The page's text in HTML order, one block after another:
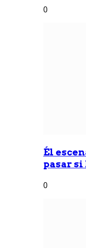
0
Él
pasar si
0